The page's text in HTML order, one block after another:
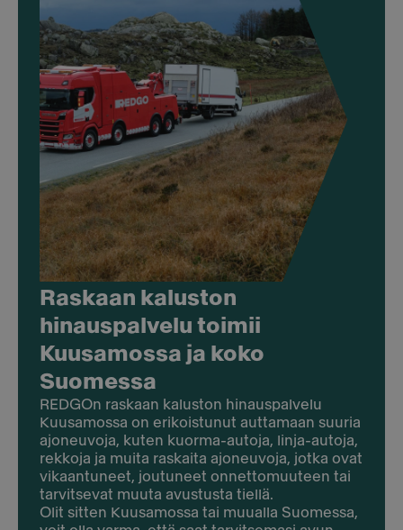
Raskaan kaluston
hinauspalvelu toimii
Kuusamossa ja koko
Suomessa
REDGOn raskaan kaluston hinauspalvelu
Kuusamossa on erikoistunut auttamaan suuria
ajoneuvoja, kuten kuorma-autoja, linja-autoja,
rekkoja ja muita raskaita ajoneuvoja, jotka ovat
vikaantuneet, joutuneet onnettomuuteen tai
tarvitsevat muuta avustusta tiellä.
Olit sitten Kuusamossa tai muualla Suomessa,